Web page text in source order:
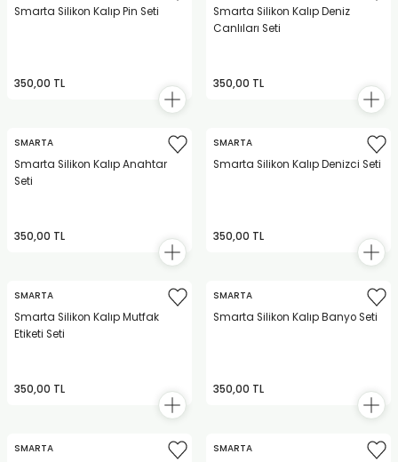
Smarta Silikon Kalıp Pin Seti
350,00 TL
Smarta Silikon Kalıp Deniz
Canlıları Seti
350,00 TL
SMARTA
Smarta Silikon Kalıp Anahtar
Seti
350,00 TL
SMARTA
Smarta Silikon Kalıp Denizci Seti
350,00 TL
SMARTA
Smarta Silikon Kalıp Mutfak
Etiketi Seti
350,00 TL
SMARTA
Smarta Silikon Kalıp Banyo Seti
350,00 TL
SMARTA SMARTA